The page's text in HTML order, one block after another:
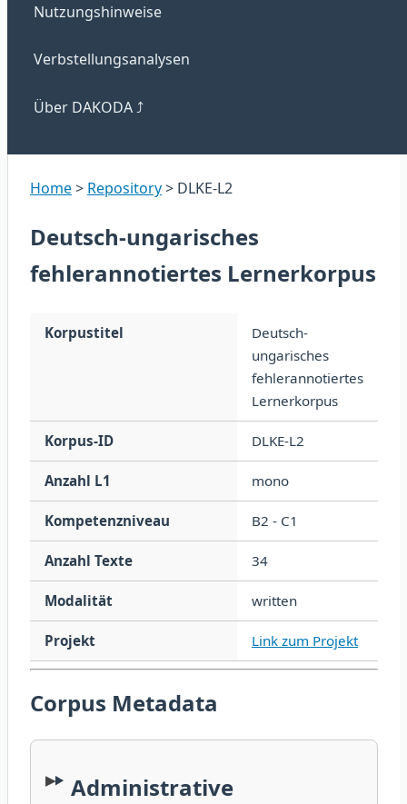
Nutzungshinweise
Verbstellungsanalysen
Über DAKODA⤴
Home> Repository> DLKE-L2
Deutsch-ungarisches
fehlerannotiertes Lernerkorpus
Korpustitel
Deutsch-
ungarisches
fehlerannotiertes
Lernerkorpus
Korpus-ID DLKE-L2
Anzahl L1 mono
Kompetenzniveau B2 - C1
Anzahl Texte 34
Modalität written
Projekt Link zum Projekt
Corpus Metadata
Administrative